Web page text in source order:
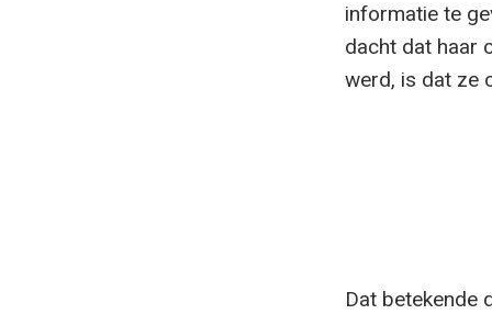
informatie te
dacht dat haar
werd, is dat ze
Dat betekende